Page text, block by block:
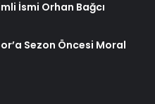
İsmi Orhan Bağcı
Sezon Öncesi Moral